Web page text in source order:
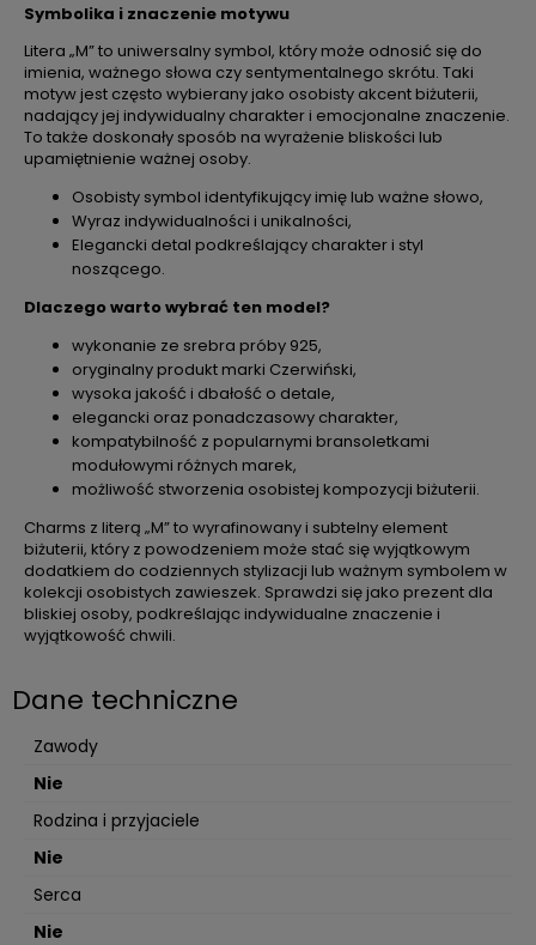
Symbolika i znaczenie motywu
Litera „M” to uniwersalny symbol, który może odnosić się do
imienia, ważnego słowa czy sentymentalnego skrótu. Taki
motyw jest często wybierany jako osobisty akcent biżuterii,
nadający jej indywidualny charakter i emocjonalne znaczenie.
To także doskonały sposób na wyrażenie bliskości lub
upamiętnienie ważnej osoby.
Osobisty symbol identyfikujący imię lub ważne słowo,
Wyraz indywidualności i unikalności,
Elegancki detal podkreślający charakter i styl
noszącego.
Dlaczego warto wybrać ten model?
wykonanie ze srebra próby 925,
oryginalny produkt marki Czerwiński,
wysoka jakość i dbałość o detale,
elegancki oraz ponadczasowy charakter,
kompatybilność z popularnymi bransoletkami
modułowymi różnych marek,
możliwość stworzenia osobistej kompozycji biżuterii.
Charms z literą „M” to wyrafinowany i subtelny element
biżuterii, który z powodzeniem może stać się wyjątkowym
dodatkiem do codziennych stylizacji lub ważnym symbolem w
kolekcji osobistych zawieszek. Sprawdzi się jako prezent dla
bliskiej osoby, podkreślając indywidualne znaczenie i
wyjątkowość chwili.
Dane techniczne
Zawody
Nie
Rodzina i przyjaciele
Nie
Serca
Nie